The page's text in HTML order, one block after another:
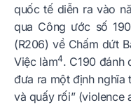
quốc tế diễn ra vào
qua Công ước số
(R206) về Chấm dứt
Việc làm4. C190 đánh
đưa ra một định nghĩa
và quấy rối” (violence